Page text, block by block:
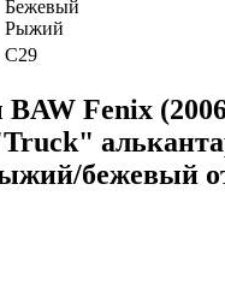
Бежевый
Рыжий
C29
Fenix
бежевый